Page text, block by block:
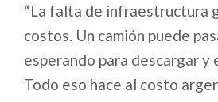
“La falta de infraestructura
costos. Un camión puede
esperando para descargar y
Todo eso hace al costo